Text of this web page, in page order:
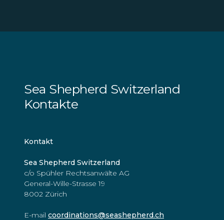
Sea Shepherd Switzerland
Kontakte
Kontakt
Sea Shepherd Switzerland
c/o Spühler Rechtsanwälte AG
General-Wille-Strasse 19
8002 Zürich
E-mail coordinations@seashepherd.ch